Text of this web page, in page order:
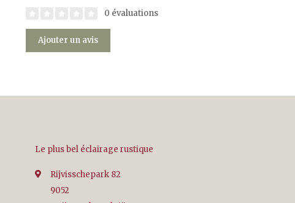
0 évaluations
Ajouter un avis
Le plus bel éclairage rustique
Rijvisschepark 82
9052